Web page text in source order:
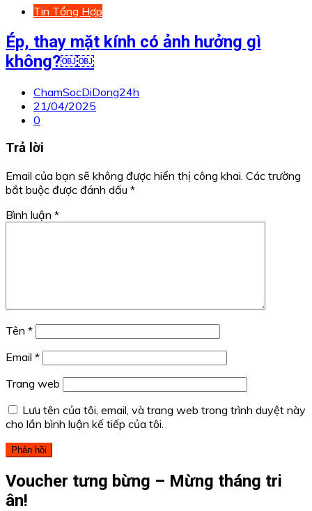
Tin Tổng Hợp
Ép, thay mặt kính có ảnh hưởng gì
không?￼￼
ChamSocDiDong24h
21/04/2025
0
Trả lời
Email của bạn sẽ không được hiển thị công khai. Các trường
bắt buộc được đánh dấu *
Bình luận *
Tên *
Email *
Trang web
Lưu tên của tôi, email, và trang web trong trình duyệt này
cho lần bình luận kế tiếp của tôi.
Voucher tưng bừng – Mừng tháng tri
ân!